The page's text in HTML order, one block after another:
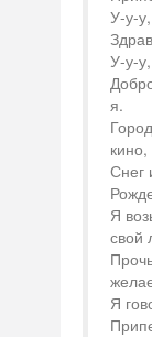
У-у-
У-у-
я.
кино,
Снег
Я
свой
Я